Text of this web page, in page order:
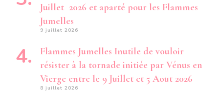
Juillet 2026 et aparté pour les Flammes
Jumelles
9 juillet 2026
Flammes Jumelles Inutile de vouloir
résister à la tornade initiée par Vénus en
Vierge entre le 9 Juillet et 5 Aout 2026
8 juillet 2026